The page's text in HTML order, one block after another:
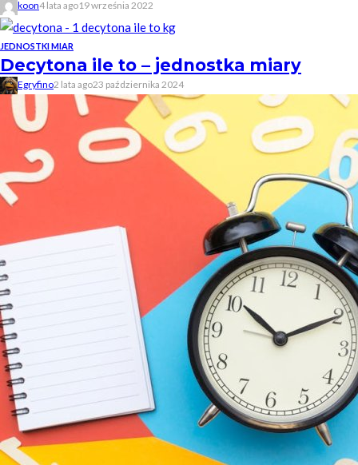
koon4 lata ago19 września 2022
JEDNOSTKI MIAR
Decytona ile to – jednostka miary
Egryfino2 lata ago23 października 2024